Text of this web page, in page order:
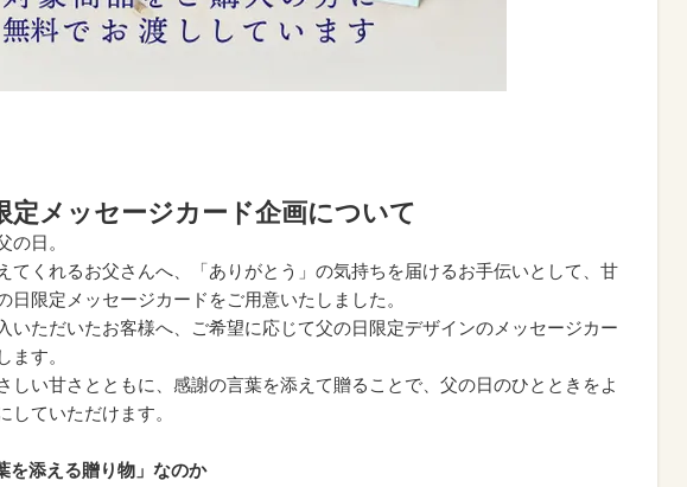
定メッセージカード企画について
の日。
てくれるお父さんへ、「ありがとう」の気持ちを届けるお手伝いとして、甘
日限定メッセージカードをご用意いたしました。
いただいたお客様へ、ご希望に応じて父の日限定デザインのメッセージカー
ます。
しい甘さとともに、感謝の言葉を添えて贈ることで、父の日のひとときをよ
していただけます。
を添える贈り物」なのか